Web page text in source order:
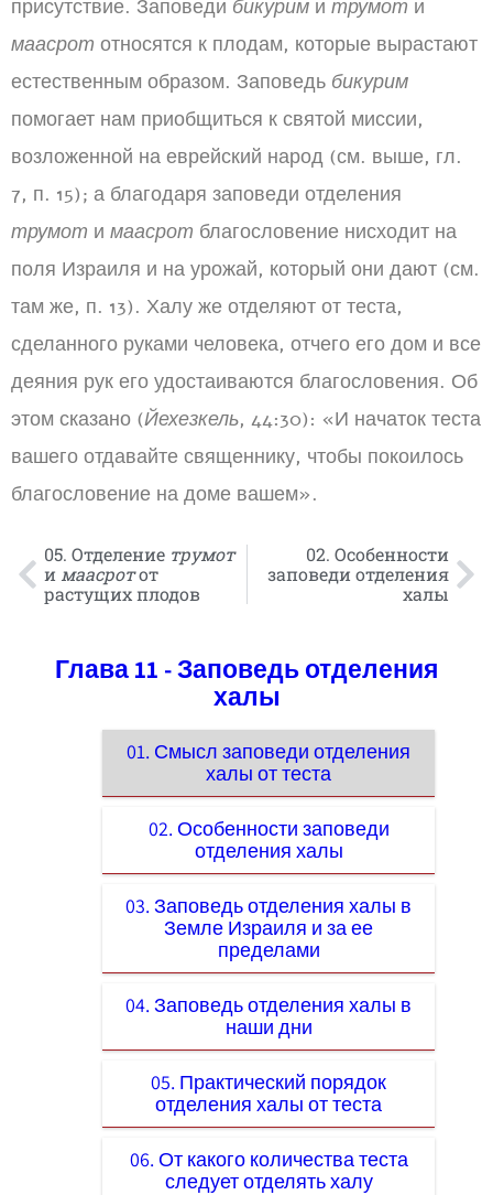
присутствие. Заповеди бикурим и трумот и
маасрот относятся к плодам, которые вырастают
естественным образом. Заповедь бикурим
помогает нам приобщиться к святой миссии,
возложенной на еврейский народ (см. выше, гл.
7, п. 15); а благодаря заповеди отделения
трумот и маасрот благословение нисходит на
поля Израиля и на урожай, который они дают (см.
там же, п. 13). Халу же отделяют от теста,
сделанного руками человека, отчего его дом и все
деяния рук его удостаиваются благословения. Об
этом сказано (Йехезкель, 44:30): «И начаток теста
вашего отдавайте священнику, чтобы покоилось
благословение на доме вашем».
05. Отделение трумот
и маасротот
растущих плодов
02. Особенности
заповеди отделения
халы
Глава 11 - Заповедь отделения
халы
01. Смысл заповеди отделения
халы от теста
02. Особенности заповеди
отделения халы
03. Заповедь отделения халы в
Земле Израиля и за ее
пределами
04. Заповедь отделения халы в
наши дни
05. Практический порядок
отделения халы от теста
06. От какого количества теста
следует отделять халу